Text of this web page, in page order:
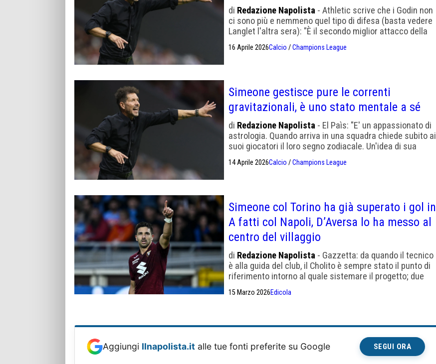
di Redazione Napolista - Athletic scrive che i Godin non
ci sono più e nemmeno quel tipo di difesa (basta vedere
Langlet l'altra sera): "È il secondo miglior attacco della
16 Aprile 2026Calcio /Champions League
Simeone gestisce pure le correnti
gravitazionali, è uno stato mentale a sé
di Redazione Napolista - El Paìs: "E' un appassionato di
astrologia. Quando arriva in una squadra chiede subito ai
suoi giocatori il loro segno zodiacale. Un'idea di sua
14 Aprile 2026Calcio /Champions League
Simeone col Torino ha già superato i gol in
A fatti col Napoli, D’Aversa lo ha messo al
centro del villaggio
di Redazione Napolista - Gazzetta: da quando il tecnico
è alla guida del club, il Cholito è sempre stato il punto di
riferimento intorno al quale sistemare il progetto; due
15 Marzo 2026Edicola
Aggiungi Ilnapolista.it alle tue fonti preferite su Google SEGUI ORA